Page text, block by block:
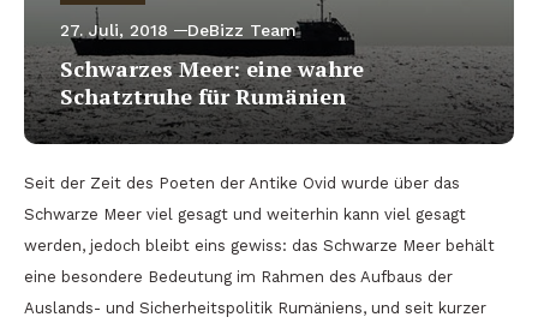
27. Juli, 2018 DeBizz Team
Schwarzes Meer: eine wahre
Schatztruhe für Rumänien
Seit der Zeit des Poeten der Antike Ovid wurde über das
Schwarze Meer viel gesagt und weiterhin kann viel gesagt
werden, jedoch bleibt eins gewiss: das Schwarze Meer behält
eine besondere Bedeutung im Rahmen des Aufbaus der
Auslands- und Sicherheitspolitik Rumäniens, und seit kurzer